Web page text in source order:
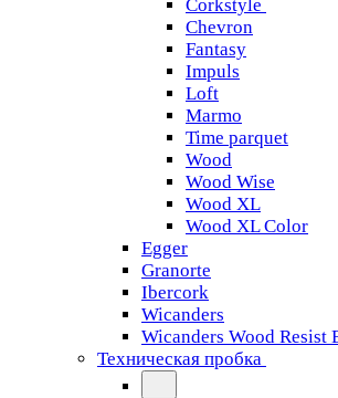
Corkstyle
Chevron
Fantasy
Impuls
Loft
Marmo
Time parquet
Wood
Wood Wise
Wood XL
Wood XL Color
Egger
Granorte
Ibercork
Wicanders
Wicanders Wood Resist
Техническая пробка